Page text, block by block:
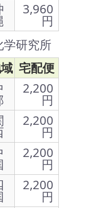
3,960
円
研究所
宅配便
2,200
円
2,200
円
2,200
円
2,200
円